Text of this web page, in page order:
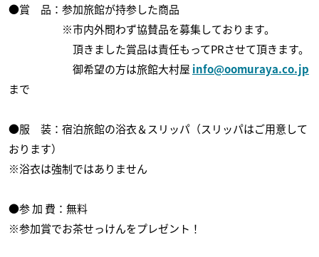
●賞 品：参加旅館が持参した商品
※市内外問わず協賛品を募集しております。
頂きました賞品は責任もってPRさせて頂きます。
御希望の方は旅館大村屋 info@oomuraya.co.jp
まで
●服 装：宿泊旅館の浴衣＆スリッパ（スリッパはご用意して
おります）
※浴衣は強制ではありません
●参 加 費：無料
※参加賞でお茶せっけんをプレゼント！